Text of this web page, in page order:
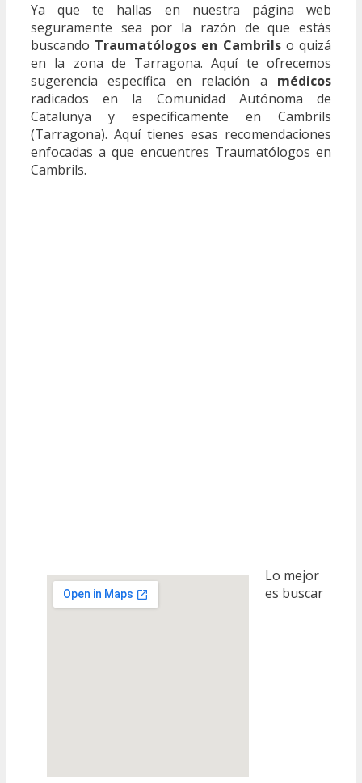
Ya que te hallas en nuestra página web
seguramente sea por la razón de que estás
buscando Traumatólogos en Cambrilso quizá
en la zona de Tarragona. Aquí te ofrecemos
sugerencia específica en relación a médicos
radicados en la Comunidad Autónoma de
Catalunya y específicamente en Cambrils
(Tarragona). Aquí tienes esas recomendaciones
enfocadas a que encuentres Traumatólogos en
Cambrils.
Lo mejor
es buscar